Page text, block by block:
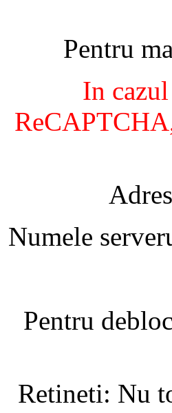
Pentru
In
Numele
Pentru
Retineti: Nu